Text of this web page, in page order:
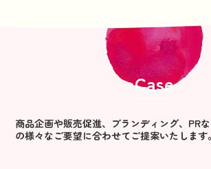
Case
商品企画や販売促進、ブランディング、PR
の様々なご要望に合わせてご提案いたします。